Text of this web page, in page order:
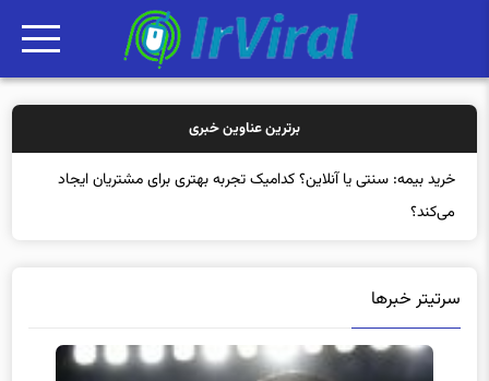
برترین عناوین خبری
خرید بیمه: سنتی یا آنلاین؟ کدامیک تجربه بهتری برای مشتریان ایجاد
می‌کند؟
سرتیتر خبرها